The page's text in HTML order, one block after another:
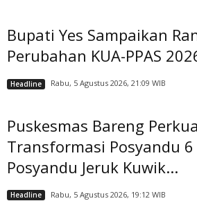
Bupati Yes Sampaikan
Perubahan KUA-PPAS
Headline Rabu, 5 Agustus 2026, 21:09 WIB
Puskesmas Bareng
Transformasi Posyandu 6
Posyandu Jeruk Kuwik...
Headline Rabu, 5 Agustus 2026, 19:12 WIB